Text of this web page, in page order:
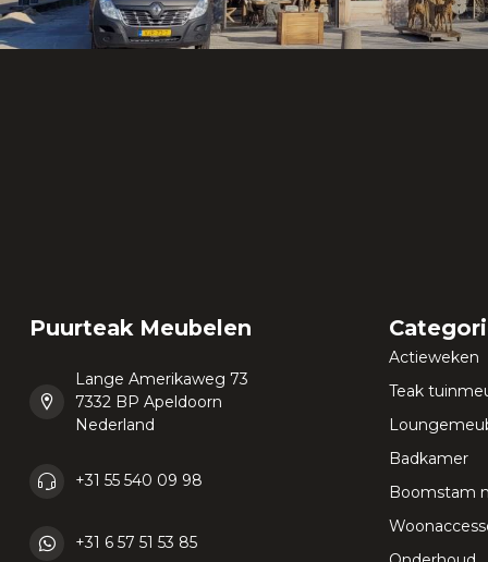
Puurteak Meubelen
Lange Amerikaweg 73
7332 BP Apeldoorn
Nederland
+31 55 540 09 98
+31 6 57 51 53 85
Actieweken
Teak
Badkamer
Boomstam